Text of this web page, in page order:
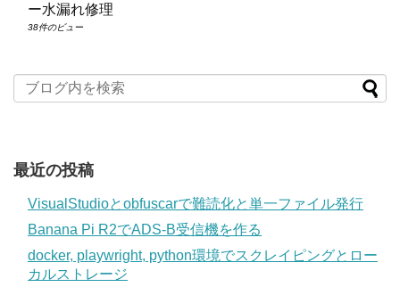
ー水漏れ修理
38件のビュー
最近の投稿
VisualStudioとobfuscarで難読化と単一ファイル発行
Banana Pi R2でADS-B受信機を作る
docker, playwright, python環境でスクレイピングとロー
カルストレージ